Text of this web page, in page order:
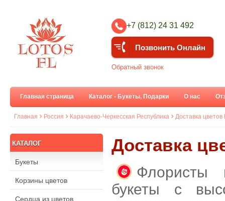
+7 (812) 24 31 492
Позвонить Онлайн
Обратный звонок
Главная страница Каталог - Букеты, Подарки О нас
Главная Россия Карачаево-Черкесская Республика Доставка
КАТАЛОГ
Букеты
Корзины цветов
Сердца из цветов
Доставка
Флористы
букеты с